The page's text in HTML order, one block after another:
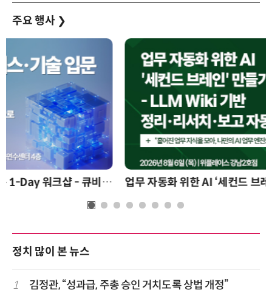
주요 행사 ❯
업무 자동화 위한 AI ‘세컨드 브레인’ 만들기 1-day 워크숍 - LLM Wiki 기반 정리·리서치·보고 자동화
정치 많이 본 뉴스
1 김정관, “성과급, 주총 승인 거치도록 상법 개정”